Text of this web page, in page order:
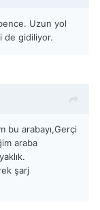
Uzun yol
de gidiliyor.
bu arabayı,Gerçi
araba
şarj